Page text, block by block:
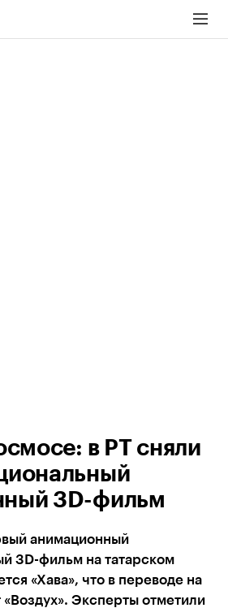
в РТ сняли
3D-фильм
анимационный
3D-фильм на татарском
«Хава», что в переводе на
«Воздух». Эксперты отметили